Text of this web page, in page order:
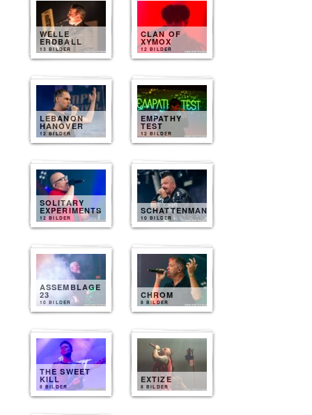
WELLE
ERDBALL
13 BILDER
CLAN OF
XYMOX
12 BILDER
LEBANON
HANOVER
12 BILDER
EMPATHY
TEST
12 BILDER
SOLITARY
EXPERIMENTS
12 BILDER
SCHATTENMANN
10 BILDER
ASSEMBLAGE
23
10 BILDER
CHROM
8 BILDER
THE SWEET
KILL
8 BILDER
EXTIZE
8 BILDER